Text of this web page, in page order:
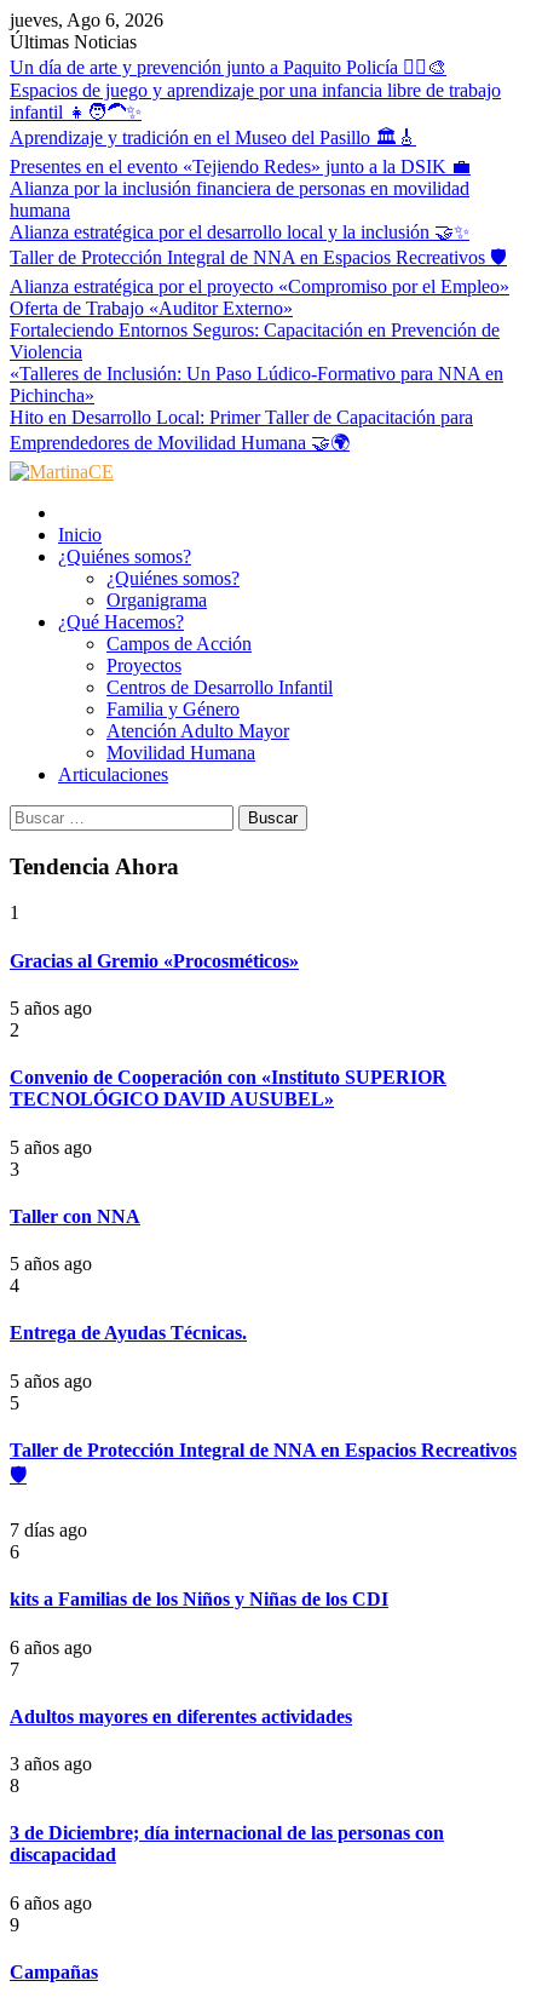
Skip
to
content
jueves, Ago 6, 2026
Últimas Noticias
Un día de arte y prevención junto a Paquito Policía 👮‍♂️🎨
Espacios de juego y aprendizaje por una infancia libre de trabajo
infantil 👧🧑‍🦱✨
Aprendizaje y tradición en el Museo del Pasillo 🏛️🎸
Presentes en el evento «Tejiendo Redes» junto a la DSIK 💼
Alianza por la inclusión financiera de personas en movilidad
humana
Alianza estratégica por el desarrollo local y la inclusión 🤝✨
Taller de Protección Integral de NNA en Espacios Recreativos 🛡️
Alianza estratégica por el proyecto «Compromiso por el Empleo»
Oferta de Trabajo «Auditor Externo»
Fortaleciendo Entornos Seguros: Capacitación en Prevención de
Violencia
«Talleres de Inclusión: Un Paso Lúdico-Formativo para NNA en
Pichincha»
Hito en Desarrollo Local: Primer Taller de Capacitación para
Emprendedores de Movilidad Humana 🤝🌍
MartinaCE
Martina Construyendo Esperanza
Inicio
¿Quiénes somos?
¿Quiénes somos?
Organigrama
¿Qué Hacemos?
Campos de Acción
Proyectos
Centros de Desarrollo Infantil
Familia y Género
Atención Adulto Mayor
Movilidad Humana
Articulaciones
Buscar:
Tendencia Ahora
1
Gracias al Gremio «Procosméticos»
5 años ago
2
Convenio de Cooperación con «Instituto SUPERIOR
TECNOLÓGICO DAVID AUSUBEL»
5 años ago
3
Taller con NNA
5 años ago
4
Entrega de Ayudas Técnicas.
5 años ago
5
Taller de Protección Integral de NNA en Espacios Recreativos
🛡️
7 días ago
6
kits a Familias de los Niños y Niñas de los CDI
6 años ago
7
Adultos mayores en diferentes actividades
3 años ago
8
3 de Diciembre; día internacional de las personas con
discapacidad
6 años ago
9
Campañas